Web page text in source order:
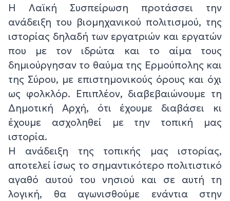
Η Λαϊκή Συσπείρωση προτάσσει την
ανάδειξη του βιομηχανικού πολιτισμού, της
ιστορίας δηλαδή των εργατριών και εργατών
που με τον ιδρώτα και το αίμα τους
δημιούργησαν το θαύμα της Ερμούπολης και
της Σύρου, με επιστημονικούς όρους και όχι
ως φολκλόρ. Επιπλέον, διαβεβαιώνουμε τη
Δημοτική Αρχή, ότι έχουμε διαβάσει κι
έχουμε ασχοληθεί με την τοπική μας
ιστορία.
Η ανάδειξη της τοπικής μας ιστορίας,
αποτελεί ίσως το σημαντικότερο πολιτιστικό
αγαθό αυτού του νησιού και σε αυτή τη
λογική, θα αγωνισθούμε ενάντια στην